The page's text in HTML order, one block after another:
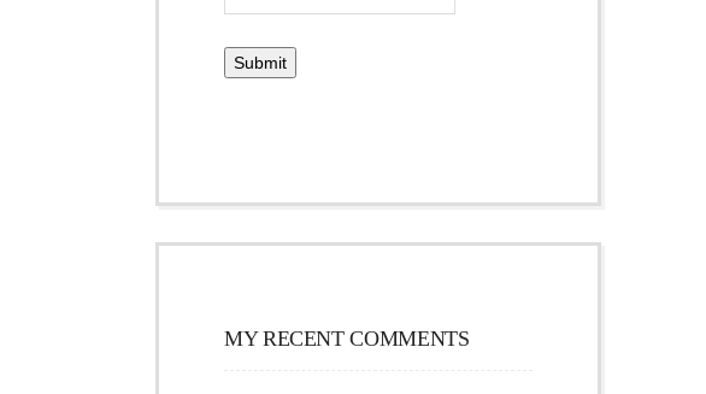
MY RECENT COMMENTS